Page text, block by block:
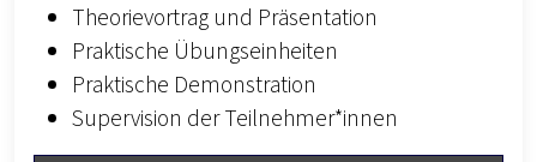
Theorievortrag und Präsentation
Praktische Übungseinheiten
Praktische Demonstration
Supervision der Teilnehmer*innen